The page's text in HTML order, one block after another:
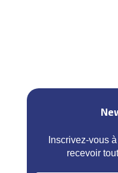
Inscrivez-vous
recevoir